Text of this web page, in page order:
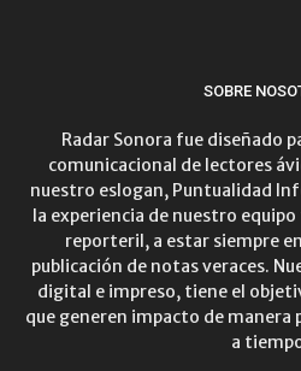
SOBRE
Radar Sonora fue diseñado
comunicacional de lectores
nuestro eslogan, Puntualidad
la experiencia de nuestro
reporteril, a estar siempre
publicación de notas veraces.
digital e impreso, tiene el
que generen impacto de
a